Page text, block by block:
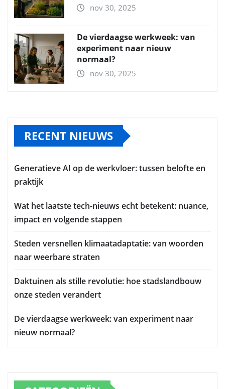
nov 30, 2025
De vierdaagse werkweek: van
experiment naar nieuw
normaal?
nov 30, 2025
RECENT NIEUWS
Generatieve AI op de werkvloer: tussen belofte en
praktijk
Wat het laatste tech-nieuws echt betekent: nuance,
impact en volgende stappen
Steden versnellen klimaatadaptatie: van woorden
naar weerbare straten
Daktuinen als stille revolutie: hoe stadslandbouw
onze steden verandert
De vierdaagse werkweek: van experiment naar
nieuw normaal?